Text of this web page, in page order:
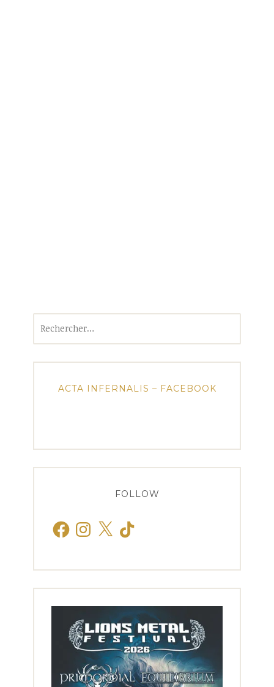
ACTA INFERNALIS – FACEBOOK
FOLLOW
FacebookInstagram
X TikTok